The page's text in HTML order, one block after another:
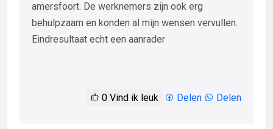
amersfoort. De werknemers zijn ook erg
behulpzaam en konden al mijn wensen vervullen.
Eindresultaat echt een aanrader
0 Vind ik leuk Delen Delen